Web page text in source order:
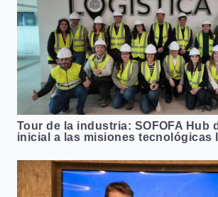
Tour de la industria: SOFOFA Hub
inicial a las misiones tecnológicas